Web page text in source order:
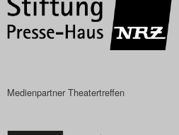
Medienpartner Theatertreffen